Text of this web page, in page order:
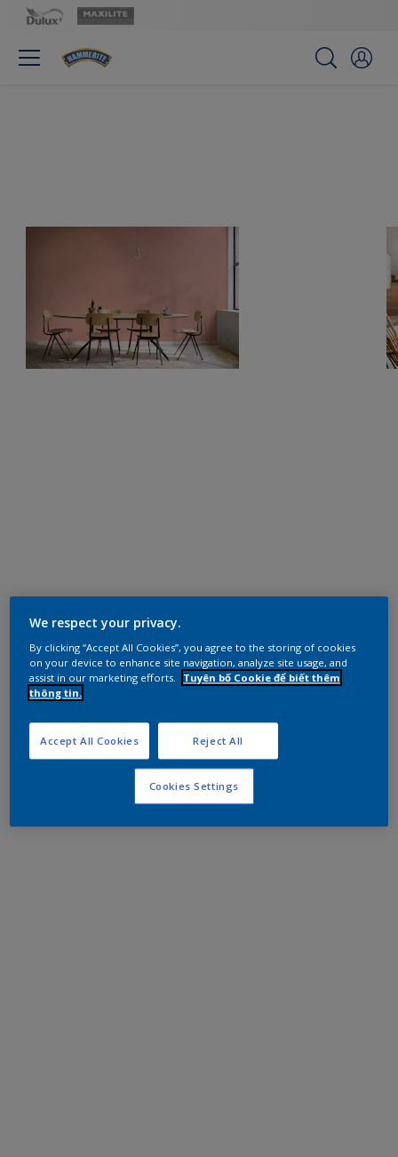
We respect your privacy.
By clicking “Accept All Cookies”, you agree to the storing of cookies
on your device to enhance site navigation, analyze site usage, and
assist in our marketing efforts.
Tuyên bố Cookie để biết thêm
thông tin.
Reject All
Accept All Cookies
Cookies Settings